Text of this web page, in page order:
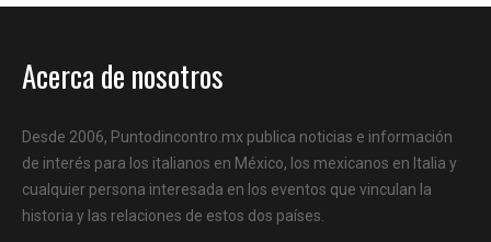
Acerca de nosotros
Desde 2006, Puntodincontro.mx publica noticias e información
de interés para los italianos en México, los mexicanos en Italia y
cualquier persona interesada en los eventos que vinculan la
historia y las relaciones de estos dos países.